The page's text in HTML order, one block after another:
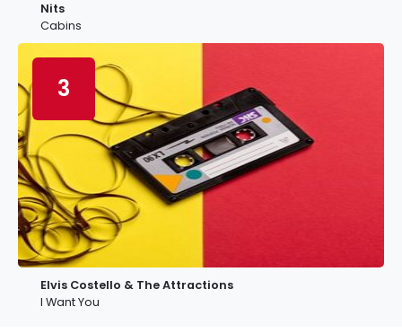
Nits
Cabins
3
Elvis Costello & The Attractions
I Want You